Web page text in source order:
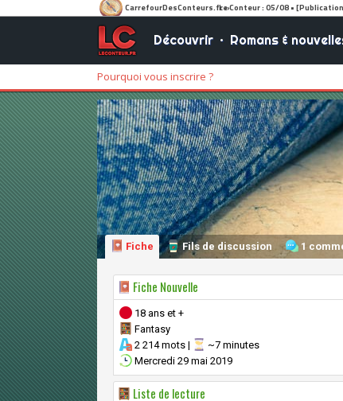
Découvrir• Romans &
Pourquoi vous inscrire ?
Fiche Fils de discussion 1
Fiche Nouvelle
18 ans et +
Fantasy
2 214 mots |
~7 minutes
Mercredi 29 mai 2019
Liste de lecture